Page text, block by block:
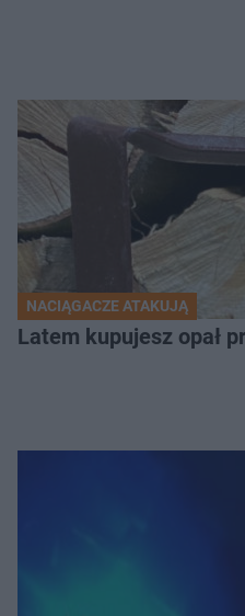
NACIĄGACZE ATAKUJĄ
Latem kupujesz opał